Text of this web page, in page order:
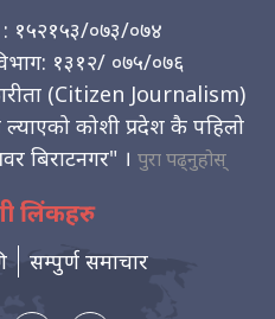
: १५२१५३/०७३/०७४
१३१२/ ०७५/०७६
(Citizen Journalism)
कोशी प्रदेश कै पहिलो
बिराटनगर" । पुरा पढ्नुहोस्
लिंकहरु
सम्पुर्ण समाचार